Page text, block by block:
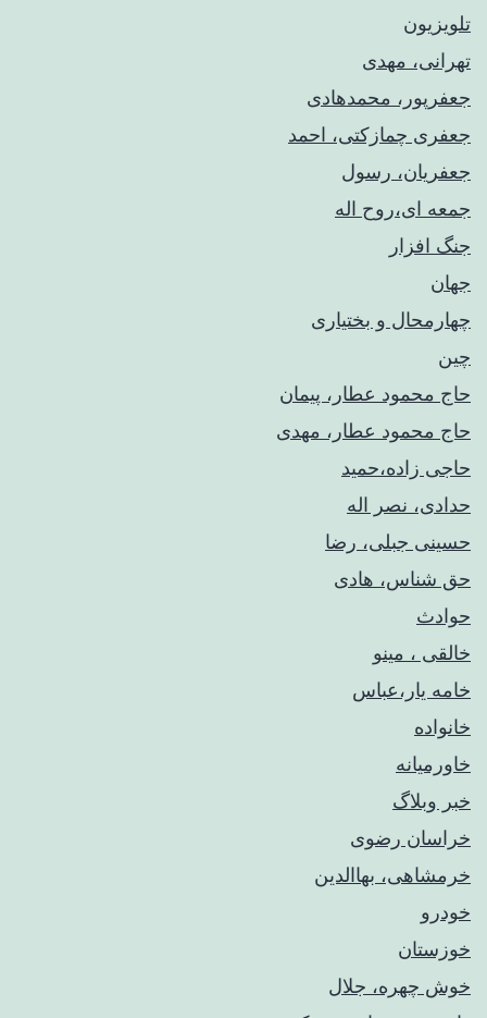
تلویزیون
تهرانی، مهدی
جعفرپور، محمدهادی
جعفری چمازکتی، احمد
جعفریان، رسول
جمعه ای،روح اله
جنگ افزار
جهان
چهارمحال و بختیاری
چین
حاج محمود عطار، پیمان
حاج محمود عطار، مهدی
حاجی زاده،حمید
حدادی، نصر اله
حسینی جبلی، رضا
حق شناس، هادی
حوادث
خالقی ، مینو
خامه یار،عباس
خانواده
خاورمیانه
خبر وبلاگ
خراسان رضوی
خرمشاهی، بهاالدین
خودرو
خوزستان
خوش چهره، جلال